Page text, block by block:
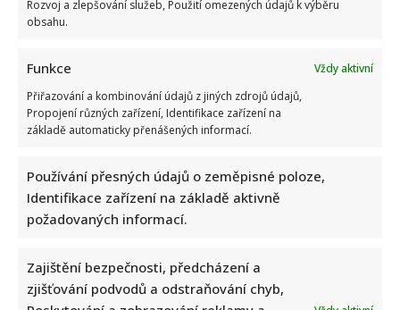
Rozvoj a zlepšování služeb, Použití omezených údajů k výběru
obsahu.
Funkce
Vždy aktivní
Přiřazování a kombinování údajů z jiných zdrojů údajů,
Propojení různých zařízení, Identifikace zařízení na
základě automaticky přenášených informací.
Používání přesných údajů o zeměpisné poloze,
Identifikace zařízení na základě aktivně
požadovaných informací.
Zajištění bezpečnosti, předcházení a
zjišťování podvodů a odstraňování chyb,